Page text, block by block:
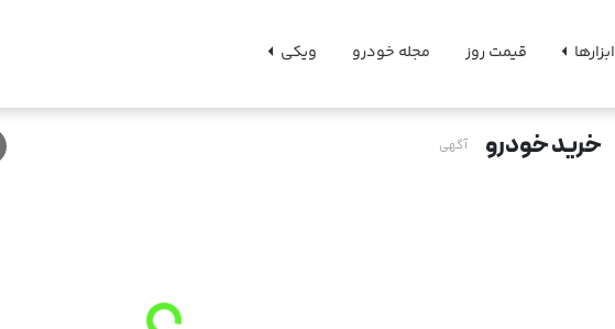
ابزارها قیمت روز مجله خودرو ویکی
خرید خودرو آگهی
L
.